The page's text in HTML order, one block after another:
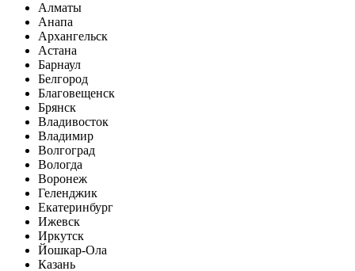
Алматы
Анапа
Архангельск
Астана
Барнаул
Белгород
Благовещенск
Брянск
Владивосток
Владимир
Волгоград
Вологда
Воронеж
Геленджик
Екатеринбург
Ижевск
Иркутск
Йошкар-Ола
Казань